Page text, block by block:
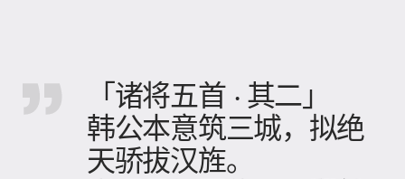
「诸将五首 · 其二」
韩公本意筑三城，拟绝
天骄拔汉旌。